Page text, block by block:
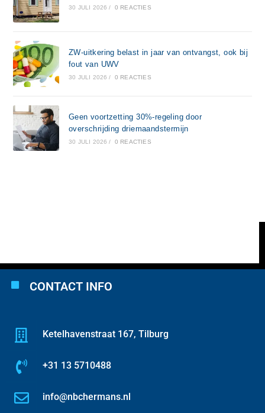
30 JULI 2026 / 0 REACTIES
ZW-uitkering belast in jaar van ontvangst, ook bij
fout van UWV
30 JULI 2026 / 0 REACTIES
Geen voortzetting 30%-regeling door
overschrijding driemaandstermijn
30 JULI 2026 / 0 REACTIES
CONTACT INFO
Ketelhavenstraat 167, Tilburg
+31 13 5710488
info@nbchermans.nl